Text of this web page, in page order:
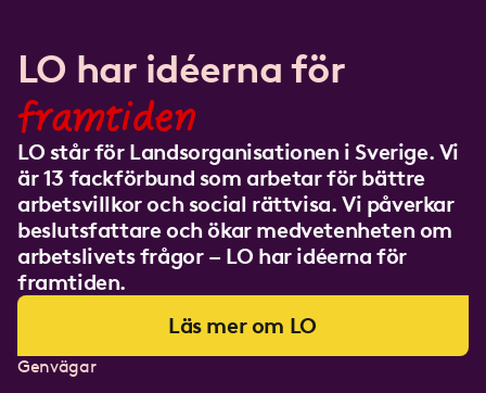
LO har idéerna för
framtiden
LO står för Landsorganisationen i Sverige. Vi
är 13 fackförbund som arbetar för bättre
arbetsvillkor och social rättvisa. Vi påverkar
beslutsfattare och ökar medvetenheten om
arbetslivets frågor – LO har idéerna för
framtiden.
Läs mer om LO
Genvägar